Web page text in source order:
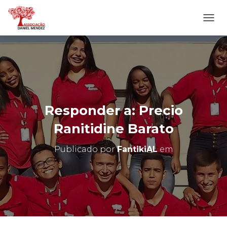
L
T
E
R
N
A
N
A
E
G
O
Responder a: Precio
Ranitidine Barato
Publicado porFantikiALem